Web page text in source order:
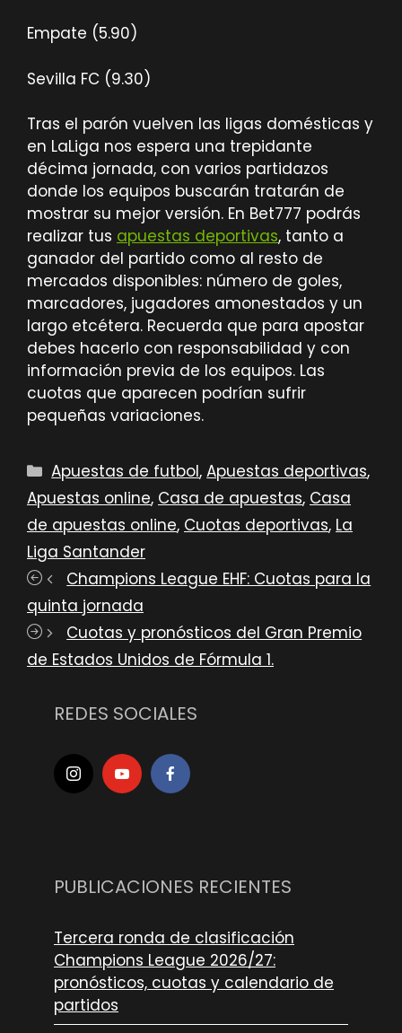
Empate (5.90)
Sevilla FC (9.30)
Tras el parón vuelven las ligas domésticas y
en LaLiga nos espera una trepidante
décima jornada, con varios partidazos
donde los equipos buscarán tratarán de
mostrar su mejor versión. En Bet777 podrás
realizar tus apuestas deportivas, tanto a
ganador del partido como al resto de
mercados disponibles: número de goles,
marcadores, jugadores amonestados y un
largo etcétera. Recuerda que para apostar
debes hacerlo con responsabilidad y con
información previa de los equipos. Las
cuotas que aparecen podrían sufrir
pequeñas variaciones.
Categorías
Apuestas de futbol,Apuestas deportivas,
Apuestas online, Casa de apuestas, Casa
de apuestas online, Cuotas deportivas, La
Liga Santander
Champions League EHF: Cuotas para la
quinta jornada
Cuotas y pronósticos del Gran Premio
de Estados Unidos de Fórmula 1.
REDES SOCIALES
PUBLICACIONES RECIENTES
Tercera ronda de clasificación
Champions League 2026/27:
pronósticos, cuotas y calendario de
partidos